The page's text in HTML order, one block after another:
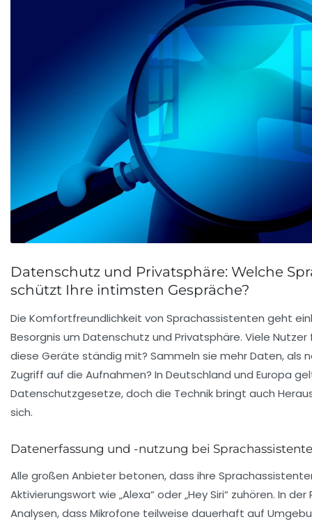
Datenschutz und Privatsphäre: Welche
schützt Ihre intimsten Gespräche?
Die Komfortfreundlichkeit von Sprachassistenten geht
Besorgnis um Datenschutz und Privatsphäre. Viele Nutzer
diese Geräte ständig mit? Sammeln sie mehr Daten, als
Zugriff auf die Aufnahmen? In Deutschland und Europa
Datenschutzgesetze, doch die Technik bringt auch
sich.
Datenerfassung und -nutzung bei
Alle großen Anbieter betonen, dass ihre
Aktivierungswort wie „Alexa“ oder „Hey Siri“ zuhören. In der
Analysen, dass Mikrofone teilweise dauerhaft auf